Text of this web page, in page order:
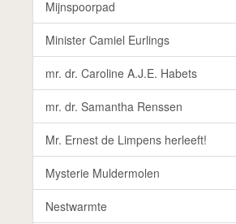
Mijnspoorpad
Minister Camiel Eurlings
mr. dr. Caroline A.J.E. Habets
mr. dr. Samantha Renssen
Mr. Ernest de Limpens herleeft!
Mysterie Muldermolen
Nestwarmte